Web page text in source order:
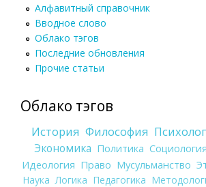
Алфавитный справочник
Вводное слово
Облако тэгов
Последние обновления
Прочие статьи
Облако тэгов
История Философия
Экономика Политика Социология
Идеология Право Мусульманство
Наука Логика Педагогика